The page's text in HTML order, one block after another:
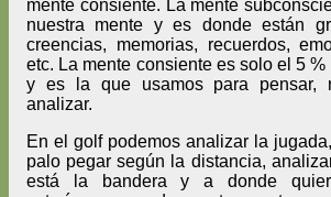
mente consiente. La mente
nuestra mente y es donde están
creencias, memorias, recuerdos,
etc. La mente consiente es solo el 5
y es la que usamos para pensar,
analizar.
En el golf podemos analizar la
palo pegar según la distancia,
está la bandera y a donde